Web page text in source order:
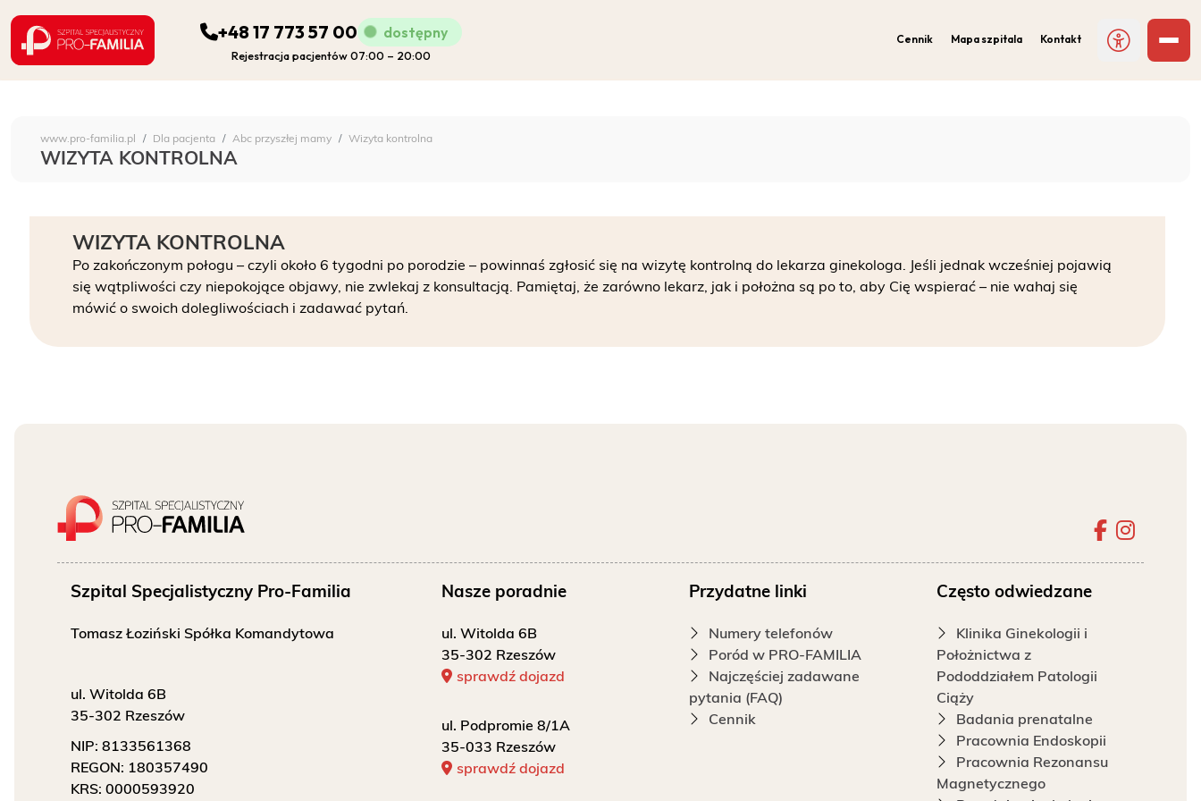
Szpital Specjalistyczny Pro-Familia
+48 17 773 57 00 dostępny
Rejestracja pacjentów 07:00 – 20:00
Cennik Mapa szpitala Kontakt
PORADNIE
DIAGNOSTYKA
POZOSTAŁA DZIAŁALNOŚĆ SZPITALA
ONKOLOGIA
STOMATOLOGIA
Bezpłatne badania laboratoryjne
przez cały okres trwania ciąży
www.pro-familia.pl Dla pacjenta Abc przyszłej mamy Wizyta kontrolna
WIZYTA KONTROLNA
WIZYTA KONTROLNA
Po zakończonym połogu – czyli około 6 tygodni po porodzie – powinnaś zgłosić się na wizytę kontrolną do lekarza ginekologa. Jeśli jednak wcześniej pojawią
się wątpliwości czy niepokojące objawy, nie zwlekaj z konsultacją. Pamiętaj, że zarówno lekarz, jak i położna są po to, aby Cię wspierać – nie wahaj się
mówić o swoich dolegliwościach i zadawać pytań.
Szpital
Szpital Specjalistyczny Pro-Familia
Tomasz Łoziński Spółka Komandytowa
ul. Witolda 6B
35-302 Rzeszów
NIP: 8133561368
REGON: 180357490
KRS: 0000593920
Nasze poradnie
ul. Witolda 6B
35-302 Rzeszów
sprawdź dojazd
ul. Podpromie 8/1A
35-033 Rzeszów
sprawdź dojazd
Przydatne linki
Numery telefonów
Poród w PRO-FAMILIA
Najczęściej zadawane
pytania (FAQ)
Cennik
Często odwiedzane
Klinika Ginekologii i
Położnictwa z
Pododdziałem Patologii
Ciąży
Badania prenatalne
Pracownia Endoskopii
Pracownia Rezonansu
Magnetycznego